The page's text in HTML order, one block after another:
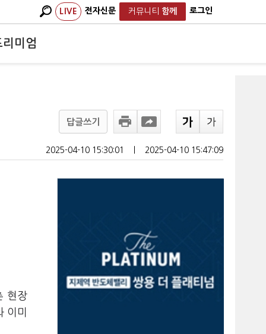
LIVE 전자신문 커뮤니티 함께 로그인
리미엄
답글쓰기
2025-04-10 15:30:01 2025-04-10 15:47:09
현장
이미